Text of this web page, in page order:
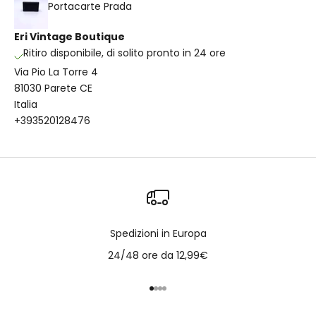
Portacarte Prada
Eri Vintage Boutique
Ritiro disponibile, di solito pronto in 24 ore
Via Pio La Torre 4
81030 Parete CE
Italia
+393520128476
Spedizioni in Europa
24/48 ore da 12,99€
Vai all'articolo 1
Vai all'articolo 2
Vai all'articolo 3
Vai all'articolo 4